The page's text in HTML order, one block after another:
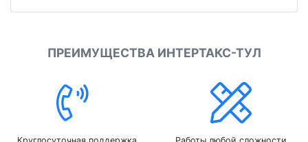
ПРЕИМУЩЕСТВА ИНТЕРТАКС-ТУЛ